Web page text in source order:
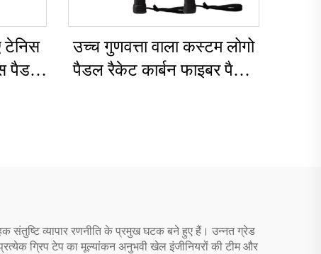
टेनिस
पैडल
उच्च गुणवत्ता वाला कस्टम लोगो
पैडल रैकेट कार्बन फाइबर पैडल
संतुष्टि व्यापार रणनीति के प्रमुख घटक बने हुए हैं। उन्नत ग्रेड
ग्रिप टेप का मूल्यांकन अनुभवी खेल इंजीनियरों की टीम और